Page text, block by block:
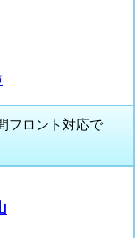
フロント対応で